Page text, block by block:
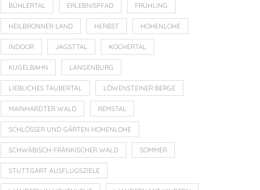
BÜHLERTAL ERLEBNISPFAD FRÜHLING
HEILBRONNER LAND HERBST HOHENLOHE
INDOOR JAGSTTAL KOCHERTAL
KUGELBAHN LANGENBURG
LIEBLICHES TAUBERTAL LÖWENSTEINER BERGE
MAINHARDTER WALD REMSTAL
SCHLÖSSER UND GÄRTEN HOHENLOHE
SCHWÄBISCH-FRÄNKISCHER WALD SOMMER
STUTTGART AUSFLUGSZIELE